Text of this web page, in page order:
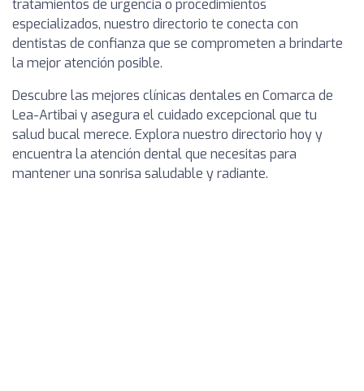
tratamientos de urgencia o procedimientos
especializados, nuestro directorio te conecta con
dentistas de confianza que se comprometen a brindarte
la mejor atención posible.
Descubre las mejores clínicas dentales en Comarca de
Lea-Artibai y asegura el cuidado excepcional que tu
salud bucal merece. Explora nuestro directorio hoy y
encuentra la atención dental que necesitas para
mantener una sonrisa saludable y radiante.